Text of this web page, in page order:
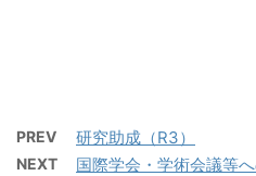
PREV 研究助成（R3）
NEXT 国際学会・学術会議等